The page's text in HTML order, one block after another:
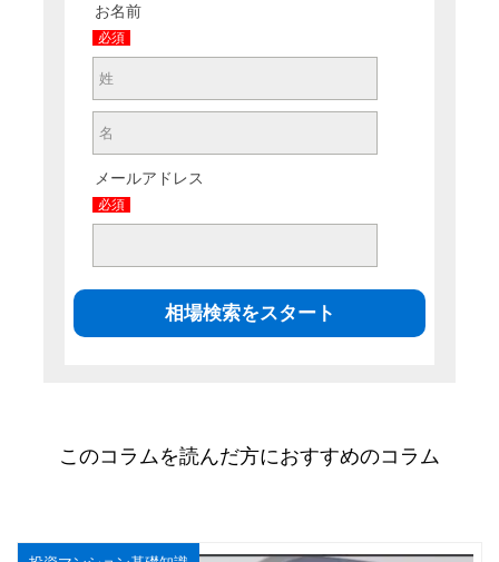
お名前
必須
メールアドレス
必須
このコラムを読んだ方におすすめのコラム